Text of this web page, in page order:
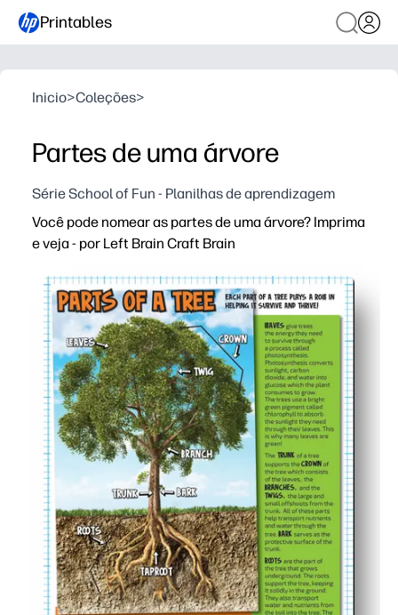
Printables
Inicio>Coleções>
Partes de uma árvore
Série School of Fun - Planilhas de aprendizagem
Você pode nomear as partes de uma árvore? Imprima
e veja - por Left Brain Craft Brain